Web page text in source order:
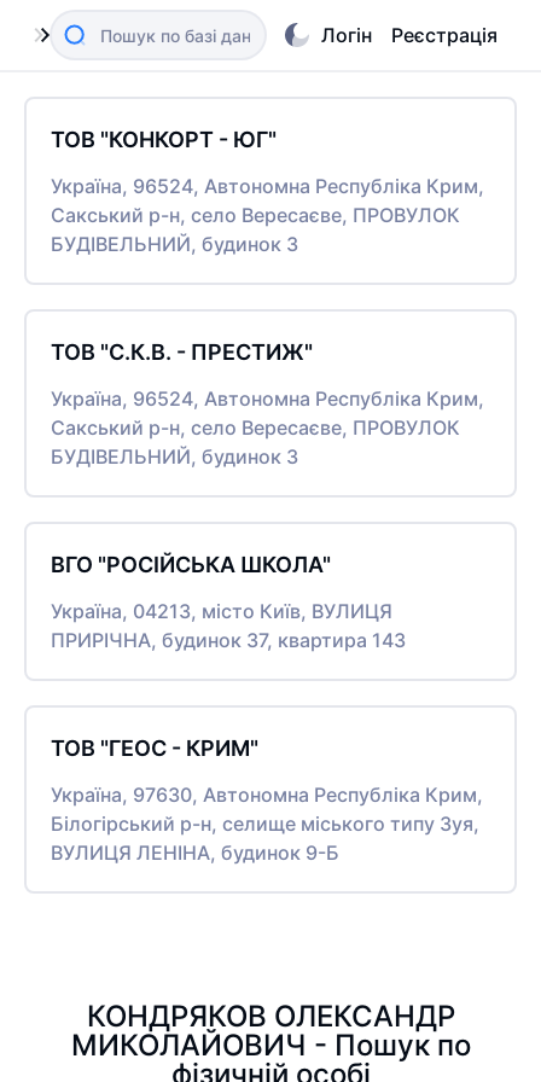
Логін Реєстрація
ТОВ "КОНКОРТ - ЮГ"
Україна, 96524, Автономна Республіка Крим,
Сакський р-н, село Вересаєве, ПРОВУЛОК
БУДІВЕЛЬНИЙ, будинок 3
ТОВ "С.К.В. - ПРЕСТИЖ"
Україна, 96524, Автономна Республіка Крим,
Сакський р-н, село Вересаєве, ПРОВУЛОК
БУДІВЕЛЬНИЙ, будинок 3
ВГО "РОСІЙСЬКА ШКОЛА"
Україна, 04213, місто Київ, ВУЛИЦЯ
ПРИРІЧНА, будинок 37, квартира 143
ТОВ "ГЕОС - КРИМ"
Україна, 97630, Автономна Республіка Крим,
Білогірський р-н, селище міського типу Зуя,
ВУЛИЦЯ ЛЕНІНА, будинок 9-Б
КОНДРЯКОВ ОЛЕКСАНДР
МИКОЛАЙОВИЧ - Пошук по
фізичній особі